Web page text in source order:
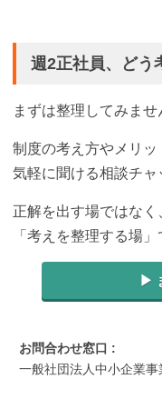
週2正社員、どう
まずは整理してみませ
制度の考え方やメリ
気軽に聞ける相談チャ
正解を出す場ではなく
「考えを整理する場」
▶︎
お問合わせ窓口 :
一般社団法人中小企業